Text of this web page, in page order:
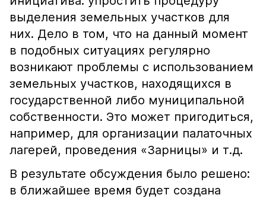
выделения земельных участков для
них. Дело в том, что на данный момент
в подобных ситуациях регулярно
возникают проблемы с использованием
земельных участков, находящихся в
государственной либо муниципальной
собственности. Это может пригодиться,
например, для организации палаточных
лагерей, проведения «Зарницы» и т.д.
В результате обсуждения было решено:
в ближайшее время будет создана